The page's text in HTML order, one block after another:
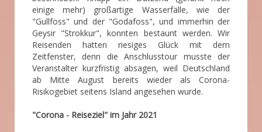
einige mehr) großartige Wasserfälle, wie der
"Gullfoss" und der "Godafoss", und immerhin der
Geysir "Strokkur", konnten bestaunt werden. Wir
Reisenden hatten riesiges Glück mit dem
Zeitfenster, denn die Anschlusstour musste der
Veranstalter kurzfristig absagen, weil Deutschland
ab Mitte August bereits wieder als Corona-
Risikogebiet seitens Island angesehen wurde.
"Corona - Reiseziel" im Jahr 2021